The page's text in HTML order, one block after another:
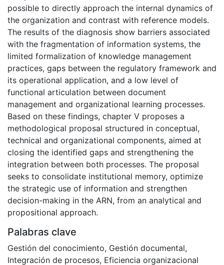
possible to directly approach the internal dynamics of
the organization and contrast with reference models.
The results of the diagnosis show barriers associated
with the fragmentation of information systems, the
limited formalization of knowledge management
practices, gaps between the regulatory framework and
its operational application, and a low level of
functional articulation between document
management and organizational learning processes.
Based on these findings, chapter V proposes a
methodological proposal structured in conceptual,
technical and organizational components, aimed at
closing the identified gaps and strengthening the
integration between both processes. The proposal
seeks to consolidate institutional memory, optimize
the strategic use of information and strengthen
decision-making in the ARN, from an analytical and
propositional approach.
Palabras clave
Gestión del conocimiento, Gestión documental,
Integración de procesos, Eficiencia organizacional